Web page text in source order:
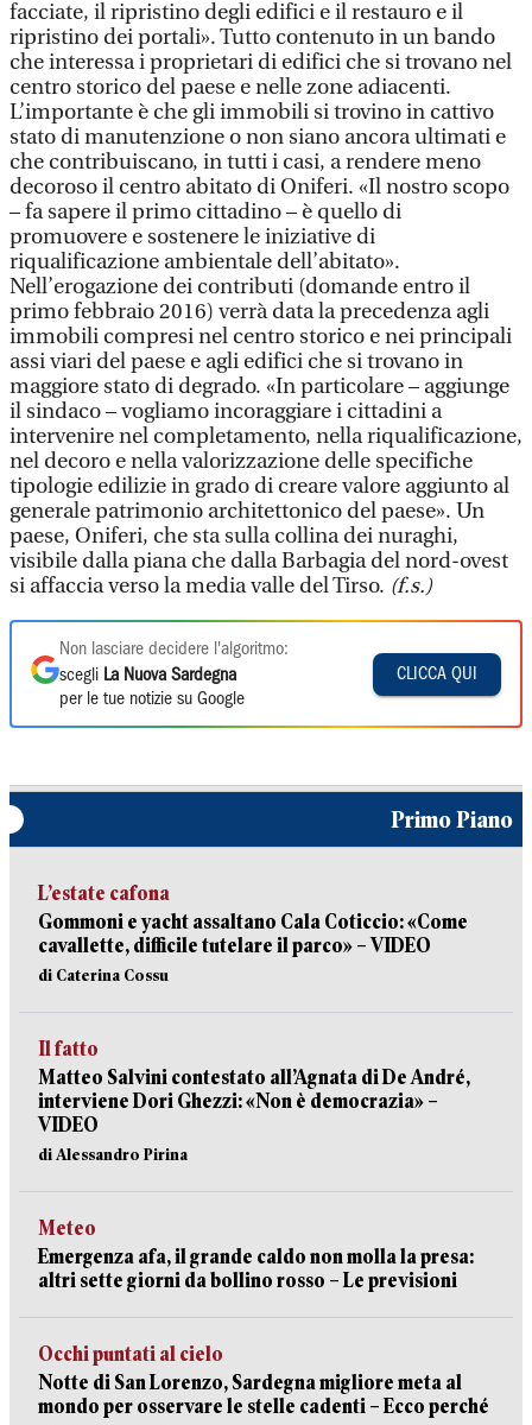
facciate, il ripristino degli edifici e il restauro e il
ripristino dei portali». Tutto contenuto in un bando
che interessa i proprietari di edifici che si trovano nel
centro storico del paese e nelle zone adiacenti.
L’importante è che gli immobili si trovino in cattivo
stato di manutenzione o non siano ancora ultimati e
che contribuiscano, in tutti i casi, a rendere meno
decoroso il centro abitato di Oniferi. «Il nostro scopo
– fa sapere il primo cittadino – è quello di
promuovere e sostenere le iniziative di
riqualificazione ambientale dell’abitato».
Nell’erogazione dei contributi (domande entro il
primo febbraio 2016) verrà data la precedenza agli
immobili compresi nel centro storico e nei principali
assi viari del paese e agli edifici che si trovano in
maggiore stato di degrado. «In particolare – aggiunge
il sindaco – vogliamo incoraggiare i cittadini a
intervenire nel completamento, nella riqualificazione,
nel decoro e nella valorizzazione delle specifiche
tipologie edilizie in grado di creare valore aggiunto al
generale patrimonio architettonico del paese». Un
paese, Oniferi, che sta sulla collina dei nuraghi,
visibile dalla piana che dalla Barbagia del nord-ovest
si affaccia verso la media valle del Tirso. (f.s.)
Non lasciare decidere l'algoritmo:
scegli La Nuova Sardegna
per le tue notizie su Google
CLICCA QUI
Primo Piano
L’estate cafona
Gommoni e yacht assaltano Cala Coticcio: «Come
cavallette, difficile tutelare il parco» – VIDEO
di Caterina Cossu
Il fatto
Matteo Salvini contestato all’Agnata di De André,
interviene Dori Ghezzi: «Non è democrazia» –
VIDEO
di Alessandro Pirina
Meteo
Emergenza afa, il grande caldo non molla la presa:
altri sette giorni da bollino rosso – Le previsioni
Occhi puntati al cielo
Notte di San Lorenzo, Sardegna migliore meta al
mondo per osservare le stelle cadenti – Ecco perché